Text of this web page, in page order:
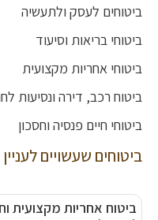
ביטוחים לעסק ולתעשיה
ביטוחי בריאות וסיעוד
ביטוחי אחריות מקצועית
ביטוח רכב, דירה ונסיעות
ביטוחי חיים פנסיה וחסכון
ביטוחים שעשויים
ביטוח אחריות מקצועית